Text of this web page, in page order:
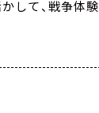
して、戦争体